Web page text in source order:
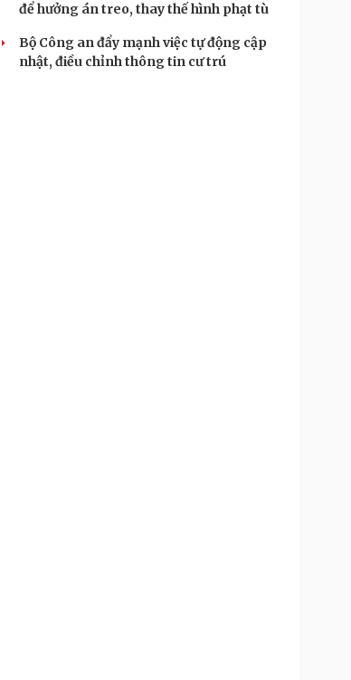
để hưởng án treo, thay thế hình phạt tù
Bộ Công an đẩy mạnh việc tự động cập
nhật, điều chỉnh thông tin cư trú